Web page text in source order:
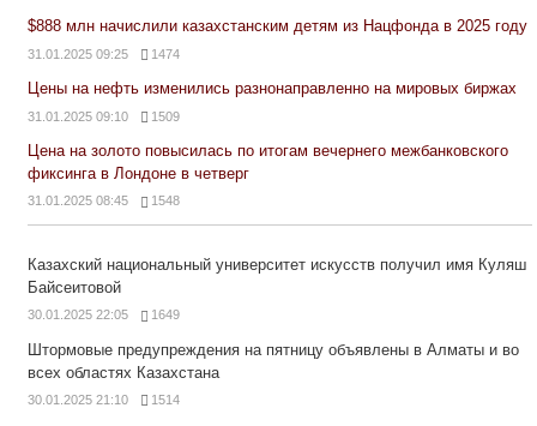
$888 млн начислили казахстанским детям из Нацфонда в 2025 году
31.01.2025 09:25 1474
Цены на нефть изменились разнонаправленно на мировых биржах
31.01.2025 09:10 1509
Цена на золото повысилась по итогам вечернего межбанковского
фиксинга в Лондоне в четверг
31.01.2025 08:45 1548
Казахский национальный университет искусств получил имя Куляш
Байсеитовой
30.01.2025 22:05 1649
Штормовые предупреждения на пятницу объявлены в Алматы и во
всех областях Казахстана
30.01.2025 21:10 1514